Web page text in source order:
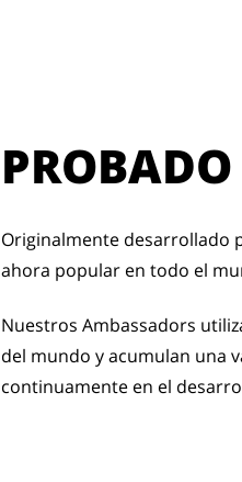
PROBADO
Originalmente desarrollado
ahora popular en todo el
Nuestros Ambassadors
del mundo y acumulan una
continuamente en el